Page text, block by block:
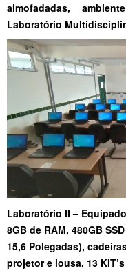
almofadadas,
Laboratório
Laboratório II –
8GB de RAM, 480GB
15,6 Polegadas),
projetor e lousa, 13 KIT’s